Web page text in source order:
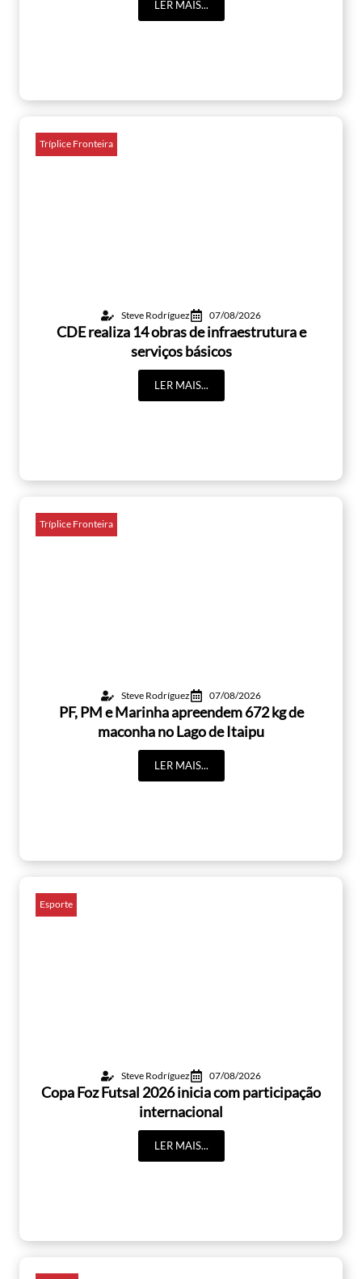
LER MAIS...
Tríplice Fronteira
Steve Rodríguez 07/08/2026
CDE realiza 14 obras de infraestrutura e
serviços básicos
LER MAIS...
Tríplice Fronteira
Steve Rodríguez 07/08/2026
PF, PM e Marinha apreendem 672 kg de
maconha no Lago de Itaipu
LER MAIS...
Esporte
Steve Rodríguez 07/08/2026
Copa Foz Futsal 2026 inicia com participação
internacional
LER MAIS...